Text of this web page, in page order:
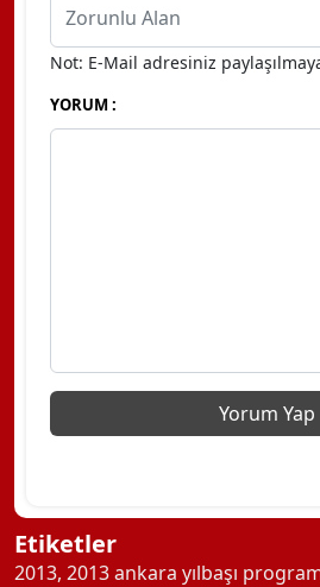
Not: E-Mail adresiniz
YORUM :
Etiketler
2013, 2013 ankara yılbaşı